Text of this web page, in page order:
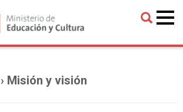
› Misión y visión